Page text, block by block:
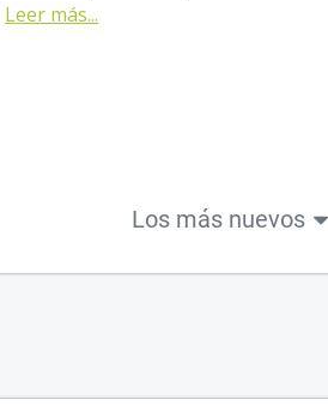
Leer más...
Los más nuevos